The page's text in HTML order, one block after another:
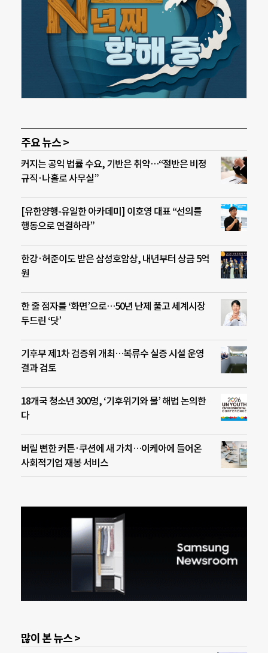
주요 뉴스 >
커지는 공익 법률 수요, 기반은 취약…“절반은 비정
규직·나홀로 사무실”
[유한양행-유일한 아카데미] 이호영 대표 “선의를
행동으로 연결하라”
한강·허준이도 받은 삼성호암상, 내년부터 상금 5억
원
한 줄 점자를 ‘화면’으로…50년 난제 풀고 세계시장
두드린 ‘닷’
기후부 제1차 검증위 개최…복류수 실증 시설 운영
결과 검토
18개국 청소년 300명, ‘기후위기와 물’ 해법 논의한
다
버릴 뻔한 커튼·쿠션에 새 가치…이케아에 들어온
사회적기업 재봉 서비스
많이 본 뉴스 >